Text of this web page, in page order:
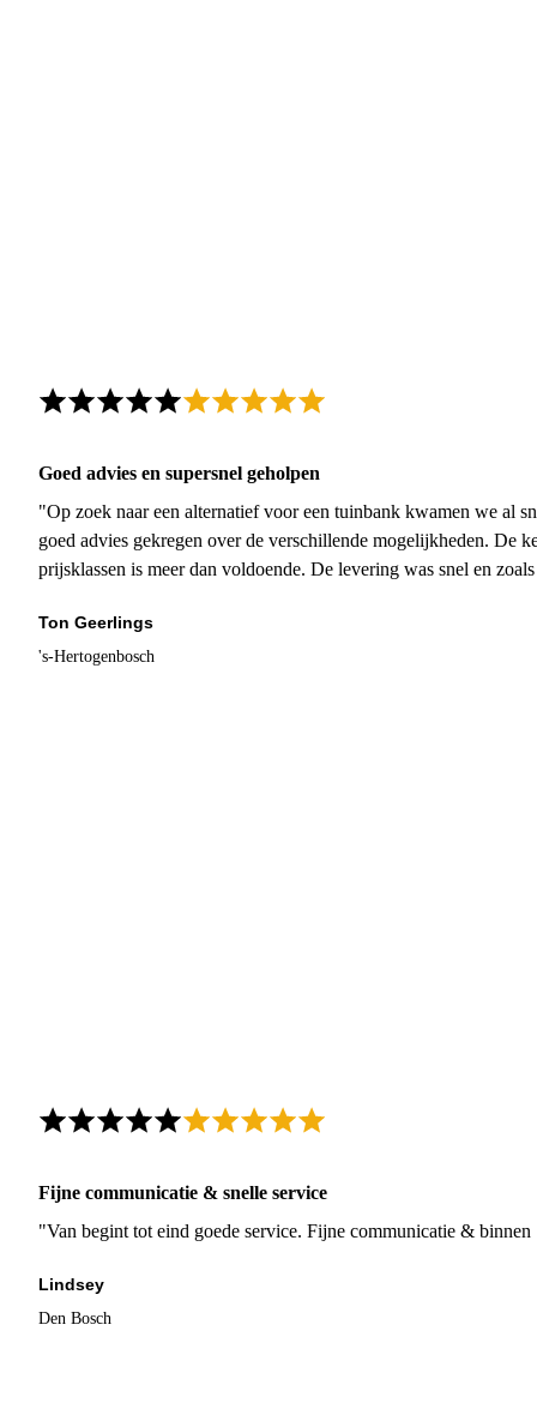
Goed advies en supersnel geholpen
"Op zoek naar een alternatief voor een tuinbank kwamen we al
goed advies gekregen over de verschillende mogelijkheden. De
prijsklassen is meer dan voldoende. De levering was snel en
Ton Geerlings
's-Hertogenbosch
Fijne communicatie & snelle service
"Van begint tot eind goede service. Fijne communicatie &
Lindsey
Den Bosch